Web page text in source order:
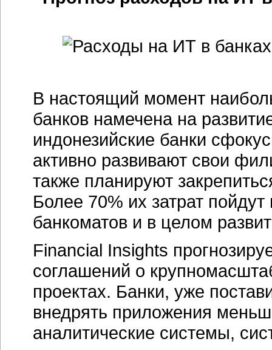
В настоящий момент
банков намечена на
индонезийские банки
активно развивают свои
также планируют
Более 70% их затрат
банкоматов и в целом
Financial Insights
соглашений о
проектах. Банки, уже
внедрять приложения
аналитические системы,